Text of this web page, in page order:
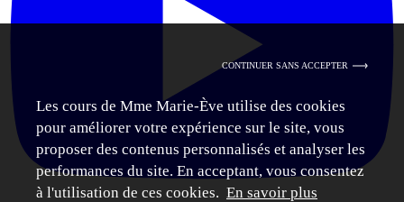
CONTINUER SANS ACCEPTER
Les cours de Mme Marie-Ève utilise des cookies
pour améliorer votre expérience sur le site, vous
proposer des contenus personnalisés et analyser les
performances du site. En acceptant, vous consentez
à l'utilisation de ces cookies. En savoir plus